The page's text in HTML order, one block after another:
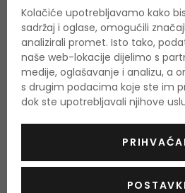
Ziaja
Kozmetika za intimnu
Vegan
Cruelty free
Zaštitni sapun za intimnu
Nažalost, ovaj proizvod trenutno
100 % originalni proizvodi
Najbolje cijene na tržištu
Brza i pouzdana dostava
Kolačiće upotrebljavamo kako
sadržaj i oglase, omogućili
analizirali promet. Isto tako,
naše web-lokacije dijelimo s
medije, oglašavanje i analizu, a
s drugim podacima koje ste im
dok ste upotrebljavali njihove